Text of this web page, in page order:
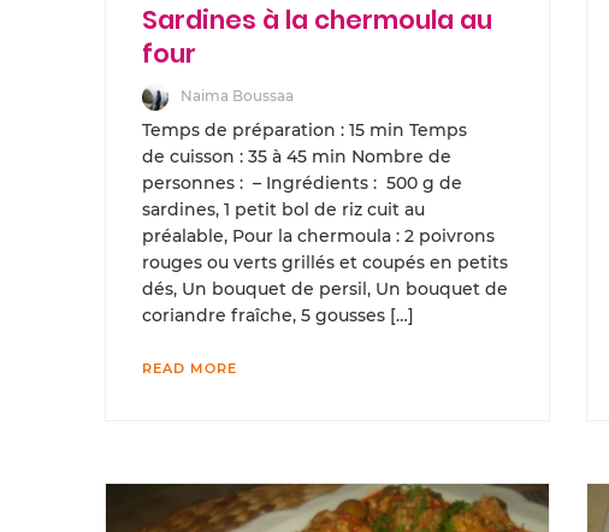
Sardines à la chermoula au
four
Naima Boussaa
Temps de préparation : 15 min Temps
de cuisson : 35 à 45 min Nombre de
personnes : – Ingrédients : 500 g de
sardines, 1 petit bol de riz cuit au
préalable, Pour la chermoula : 2 poivrons
rouges ou verts grillés et coupés en petits
dés, Un bouquet de persil, Un bouquet de
coriandre fraîche, 5 gousses […]
READ MORE